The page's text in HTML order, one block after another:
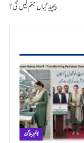
پیچیدگیاں جنم لیں گی؟
کالم/ بلاگ